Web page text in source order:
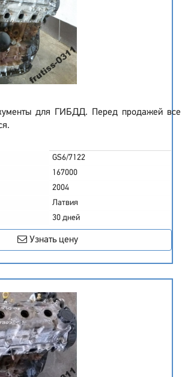
для ГИБДД. Перед продажей все
GS6/7122
167000
2004
Латвия
30 дней
Узнать цену